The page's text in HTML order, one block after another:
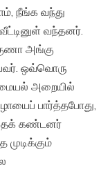
நீங்க வந்து
வந்தனர்.
அங்கு
ஒவ்வொரு
அறையில்
பார்த்தபோது,
கண்டனர்